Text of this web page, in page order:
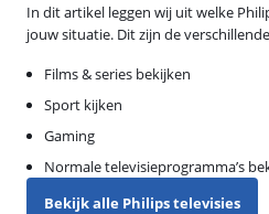
In dit artikel leggen wij uit welke
jouw situatie. Dit zijn de
Films & series bekijken
Sport kijken
Gaming
Normale televisieprogramma’s
Bekijk alle Philips televisies